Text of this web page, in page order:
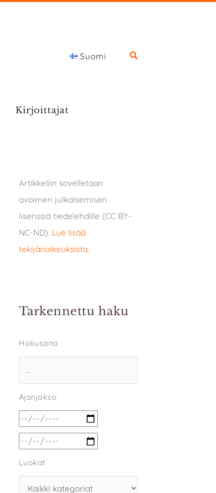
Suomi
Kirjoittajat
Artikkeliin sovelletaan
avoimen julkaisemisen
lisenssiä tiedelehdille (CC BY-
NC-ND). Lue lisää
tekijänoikeuksista.
Tarkennettu haku
Hakusana
Ajanjakso
Luokat